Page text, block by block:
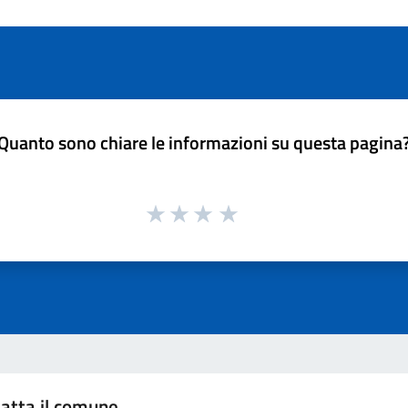
sono chiare le informazioni su questa